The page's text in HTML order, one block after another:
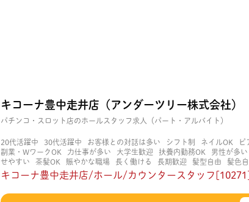
キコーナ豊中走井店（アンダーツリー株式会社）
パチンコ・スロット店のホールスタッフ求人（パート・アルバイト）
20代活躍中 30代活躍中 お客様との対話は多い シフト制 ネイルOK ピ
副業・WワークOK
力仕事が多い 大学生歓迎 扶養内勤務OK 男性が多い
せやすい
茶髪OK 賑やかな職場 長く働ける 長期歓迎 髪型自由 髪色
キコーナ豊中走井店/ホール/カウンタースタッフ